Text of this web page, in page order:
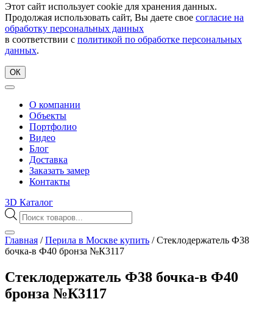
Этот сайт использует cookie для хранения данных.
Продолжая использовать сайт, Вы даете свое согласие на
обработку персональных данных
в соответствии с политикой по обработке персональных
данных.
ОК
О компании
Объекты
Портфолио
Видео
Блог
Доставка
Заказать замер
Контакты
3D Каталог
Поиск
товаров
Главная /Перила в Москве купить /Стеклодержатель Ф38
бочка-в Ф40 бронза №К3117
Стеклодержатель Ф38 бочка-в Ф40
бронза №К3117